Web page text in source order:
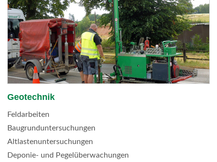
Geotechnik
Feldarbeiten
Baugrunduntersuchungen
Altlastenuntersuchungen
Deponie- und Pegelüberwachungen